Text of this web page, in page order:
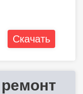
Скачать